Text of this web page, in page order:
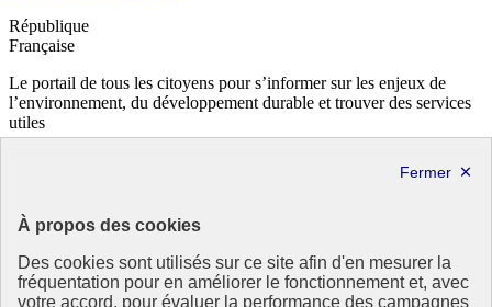
À propos des cookies
Des cookies sont utilisés sur ce site afin d'en mesurer la
fréquentation pour en améliorer le fonctionnement et, avec
votre accord, pour évaluer la performance des campagnes
République
Française
Le portail de tous les citoyens pour s’informer sur les enjeux de
l’environnement, du développement durable et trouver des services
utiles
data.gouv.fr- ouvre une nouvelle fenêtre
Partenaire